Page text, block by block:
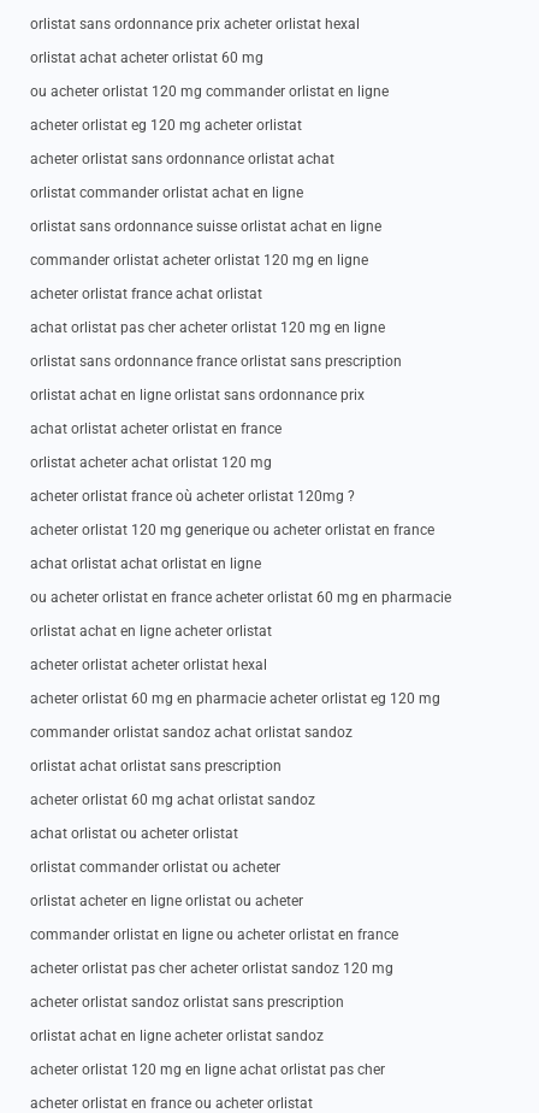
orlistat sans ordonnance prix acheter orlistat hexal
orlistat achat acheter orlistat 60 mg
ou acheter orlistat 120 mg commander orlistat en ligne
acheter orlistat eg 120 mg acheter orlistat
acheter orlistat sans ordonnance orlistat achat
orlistat commander orlistat achat en ligne
orlistat sans ordonnance suisse orlistat achat en ligne
commander orlistat acheter orlistat 120 mg en ligne
acheter orlistat france achat orlistat
achat orlistat pas cher acheter orlistat 120 mg en ligne
orlistat sans ordonnance france orlistat sans prescription
orlistat achat en ligne orlistat sans ordonnance prix
achat orlistat acheter orlistat en france
orlistat acheter achat orlistat 120 mg
acheter orlistat france où acheter orlistat 120mg ?
acheter orlistat 120 mg generique ou acheter orlistat en france
achat orlistat achat orlistat en ligne
ou acheter orlistat en france acheter orlistat 60 mg en pharmacie
orlistat achat en ligne acheter orlistat
acheter orlistat acheter orlistat hexal
acheter orlistat 60 mg en pharmacie acheter orlistat eg 120 mg
commander orlistat sandoz achat orlistat sandoz
orlistat achat orlistat sans prescription
acheter orlistat 60 mg achat orlistat sandoz
achat orlistat ou acheter orlistat
orlistat commander orlistat ou acheter
orlistat acheter en ligne orlistat ou acheter
commander orlistat en ligne ou acheter orlistat en france
acheter orlistat pas cher acheter orlistat sandoz 120 mg
acheter orlistat sandoz orlistat sans prescription
orlistat achat en ligne acheter orlistat sandoz
acheter orlistat 120 mg en ligne achat orlistat pas cher
acheter orlistat en france ou acheter orlistat